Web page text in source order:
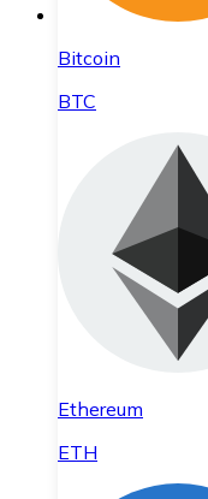
Bitcoin
BTC
Ethereum
ETH